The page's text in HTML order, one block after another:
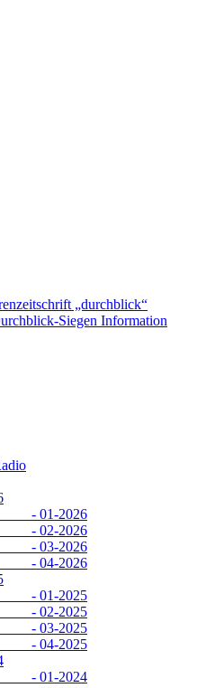
„durchblick“
Siegen Information
2026
2026
2026
2026
2025
2025
2025
2025
2024